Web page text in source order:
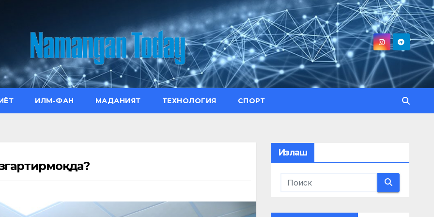
ИЛМ-ФАН МАДАНИЯТ ТЕХНОЛОГИЯ СПОРТ
Излаш